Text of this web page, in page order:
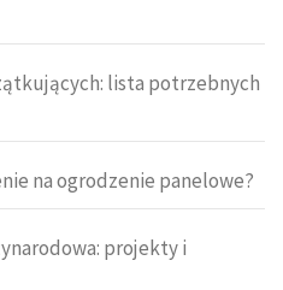
lista potrzebnych
na ogrodzenie panelowe?
projekty i